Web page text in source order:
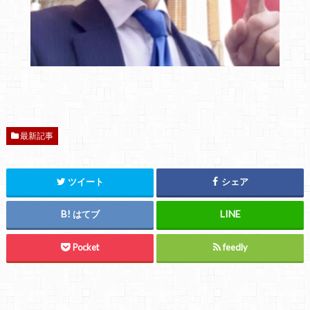
最新記事
ツイート シェア
はてブ
Pocket feedly